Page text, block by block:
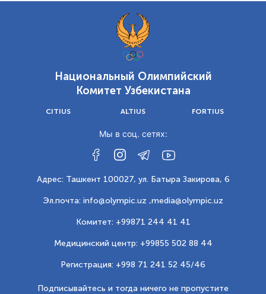
Национальный Олимпийский
Комитет Узбекистана
CITIUS ALTIUS FORTIUS
Мы в соц. сетях:
Адрес: Ташкент 100027, ул. Батыра Закирова, 6
Эл.почта: info@olympic.uz ,media@olympic.uz
Комитет: +99871 244 41 41
Медицинский центр: +99855 502 88 44
Регистрация: +998 71 241 52 45/46
Подписывайтесь и тогда ничего не пропустите